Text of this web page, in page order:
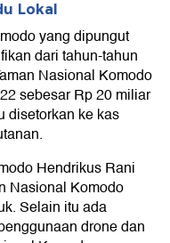
Lokal
yang dipungut
dari tahun-tahun
Nasional Komodo
sebesar Rp 20 miliar
disetorkan ke kas
Hendrikus Rani
Nasional Komodo
Selain itu ada
drone dan